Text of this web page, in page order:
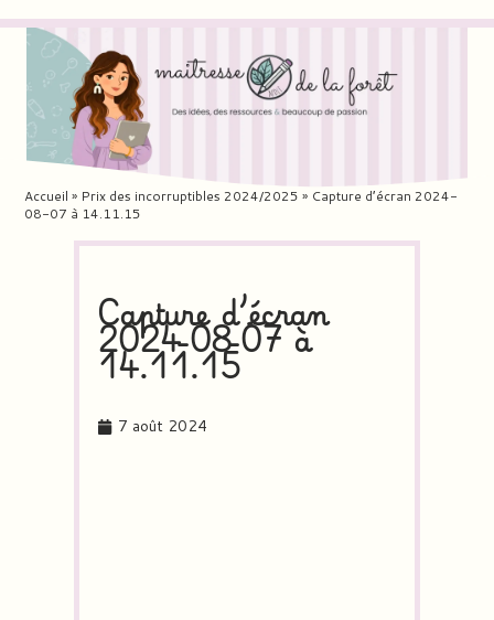
Accueil » Prix des incorruptibles 2024/2025 » Capture d’écran 2024-
08-07 à 14.11.15
Capture d’écran
2024-08-07 à
14.11.15
7 août 2024